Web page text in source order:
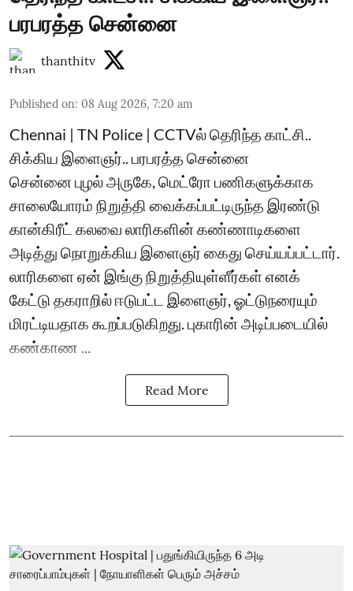
பரபரத்த சென்னை
thanthitv
Published on: 08 Aug 2026, 7:20 am
Chennai | TN Police | CCTVல் தெரிந்த காட்சி..
சிக்கிய இளைஞர்.. பரபரத்த சென்னை
சென்னை புழல் அருகே, மெட்ரோ பணிகளுக்காக
சாலையோரம் நிறுத்தி வைக்கப்பட்டிருந்த இரண்டு
கான்கிரீட் கலவை லாரிகளின் கண்ணாடிகளை
அடித்து நொறுக்கிய இளைஞர் கைது செய்யப்பட்டார்.
லாரிகளை ஏன் இங்கு நிறுத்தியுள்ளீர்கள் எனக்
கேட்டு தகராறில் ஈடுபட்ட இளைஞர், ஓட்டுநரையும்
மிரட்டியதாக கூறப்படுகிறது. புகாரின் அடிப்படையில்
கண்காண ...
Read More